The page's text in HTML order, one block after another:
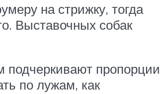
на стрижку, тогда
Выставочных собак
подчеркивают пропорции
по лужам, как